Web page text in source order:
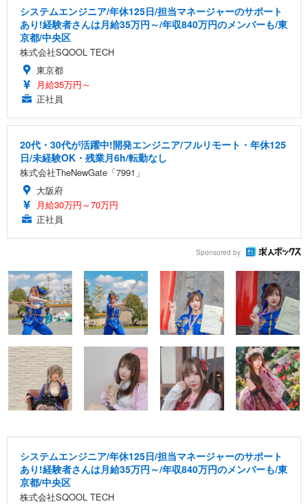
システムエンジニア/年休125日/担当マネージャーのサポート
あり!経験者さんは月給35万円～/年収840万円のメンバーも/東
京都/中央区
株式会社SQOOL TECH
東京都
月給35万円～
正社員
20代・30代が活躍中!開発エンジニア/フルリモート・年休125
日/未経験OK・残業月6h/転勤なし
株式会社TheNewGate「7991」
大阪府
月給30万円～70万円
正社員
Sponsored by
システムエンジニア/年休125日/担当マネージャーのサポート
あり!経験者さんは月給35万円～/年収840万円のメンバーも/東
京都/中央区
株式会社SQOOL TECH